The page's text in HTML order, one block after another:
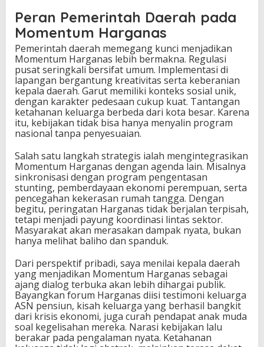
Peran Pemerintah Daerah pada
Momentum Harganas
Pemerintah daerah memegang kunci menjadikan
Momentum Harganas lebih bermakna. Regulasi
pusat seringkali bersifat umum. Implementasi di
lapangan bergantung kreativitas serta keberanian
kepala daerah. Garut memiliki konteks sosial unik,
dengan karakter pedesaan cukup kuat. Tantangan
ketahanan keluarga berbeda dari kota besar. Karena
itu, kebijakan tidak bisa hanya menyalin program
nasional tanpa penyesuaian.
Salah satu langkah strategis ialah mengintegrasikan
Momentum Harganas dengan agenda lain. Misalnya
sinkronisasi dengan program pengentasan
stunting, pemberdayaan ekonomi perempuan, serta
pencegahan kekerasan rumah tangga. Dengan
begitu, peringatan Harganas tidak berjalan terpisah,
tetapi menjadi payung koordinasi lintas sektor.
Masyarakat akan merasakan dampak nyata, bukan
hanya melihat baliho dan spanduk.
Dari perspektif pribadi, saya menilai kepala daerah
yang menjadikan Momentum Harganas sebagai
ajang dialog terbuka akan lebih dihargai publik.
Bayangkan forum Harganas diisi testimoni keluarga
ASN pensiun, kisah keluarga yang berhasil bangkit
dari krisis ekonomi, juga curah pendapat anak muda
soal kegelisahan mereka. Narasi kebijakan lalu
berakar pada pengalaman nyata. Ketahanan